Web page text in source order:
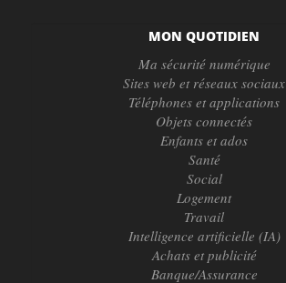
MON QUOTIDIEN
Ma sécurité numérique
Sites web et réseaux sociaux
Téléphones et applications
Objets connectés
Enfants et ados
Santé
Social
Logement
Travail
Intelligence artificielle (IA)
Achats et publicité
Banque/Assurance